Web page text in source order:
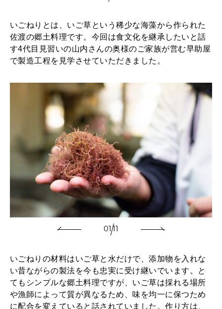
いごねりとは、いご草という稀少な海藻から作られた
佐渡の郷土料理です。今回は食文化を継承したいと話
す4代目見習いの山内さんの奥様のご家族が営む早助屋
で製造工程を見学させていただきました。
0111
いごねりの材料はいご草と水だけで、添加物を入れな
い昔ながらの製法を今も忠実に受け継いでいます。と
てもシンプルな郷土料理ですが、いご草は採れる場所
や漁師によって質が異なるため、味を均一に保つため
に配合を変えていると話されていました。作り方は、